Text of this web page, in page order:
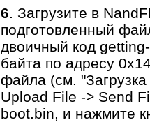
6. Загрузите в
подготовленный
двоичный код
байта по адресу
файла (см.
Upload File -> Send
boot.bin, и нажмите